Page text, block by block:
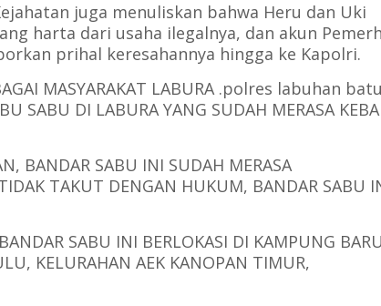
juga menuliskan bahwa Heru dan Uki
harta dari usaha ilegalnya, dan akun
prihal keresahannya hingga ke Kapolri.
MASYARAKAT LABURA .polres labuhan
SABU DI LABURA YANG SUDAH MERASA
BANDAR SABU INI SUDAH MERASA
TAKUT DENGAN HUKUM, BANDAR SABU
SABU INI BERLOKASI DI KAMPUNG
KELURAHAN AEK KANOPAN TIMUR,